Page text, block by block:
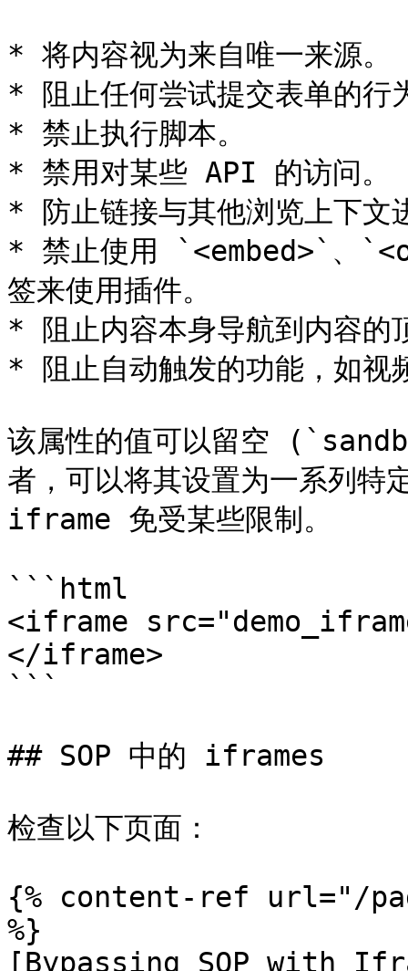
* 将内容视为来自唯一来源。
* 阻止任何尝试提交表单的行
* 禁止执行脚本。
* 禁用对某些 API 的访问。
* 防止链接与其他浏览上下文
* 禁止使用 `<embed>`、
签来使用插件。
* 阻止内容本身导航到内容的
* 阻止自动触发的功能，如视
该属性的值可以留空
者，可以将其设置为一系列特
iframe 免受某些限制。
```html
<iframe
</iframe>
```
## SOP 中的 iframes
检查以下页面：
{% content-ref url="/
%}
[Bypassing SOP with